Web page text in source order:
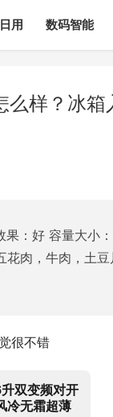
用 数码智能
么样？冰
：好 容量大小
肉，牛肉，土
很不错
双变频对开
冷无霜超薄